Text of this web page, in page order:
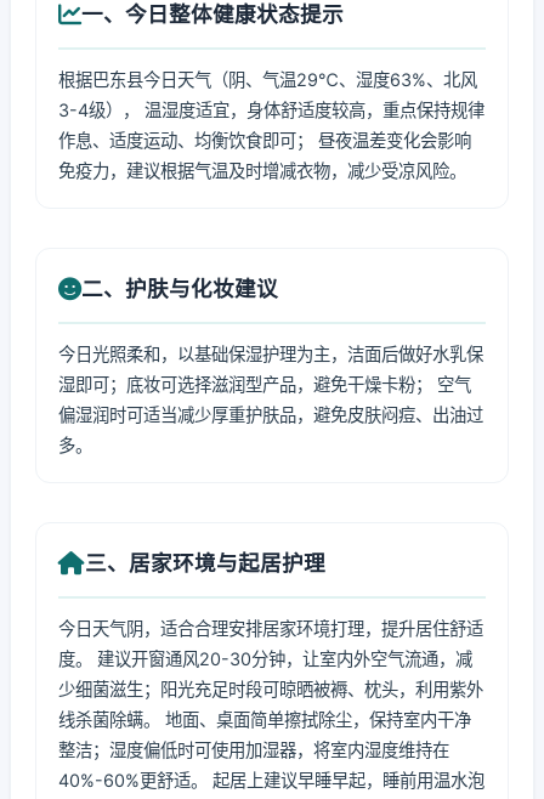
一、今日整体健康状态提示
根据巴东县今日天气（阴、气温29℃、湿度63%、北风
3-4级）， 温湿度适宜，身体舒适度较高，重点保持规律
作息、适度运动、均衡饮食即可； 昼夜温差变化会影响
免疫力，建议根据气温及时增减衣物，减少受凉风险。
二、护肤与化妆建议
今日光照柔和，以基础保湿护理为主，洁面后做好水乳保
湿即可；底妆可选择滋润型产品，避免干燥卡粉； 空气
偏湿润时可适当减少厚重护肤品，避免皮肤闷痘、出油过
多。
三、居家环境与起居护理
今日天气阴，适合合理安排居家环境打理，提升居住舒适
度。 建议开窗通风20-30分钟，让室内外空气流通，减
少细菌滋生；阳光充足时段可晾晒被褥、枕头，利用紫外
线杀菌除螨。 地面、桌面简单擦拭除尘，保持室内干净
整洁；湿度偏低时可使用加湿器，将室内湿度维持在
40%-60%更舒适。 起居上建议早睡早起，睡前用温水泡